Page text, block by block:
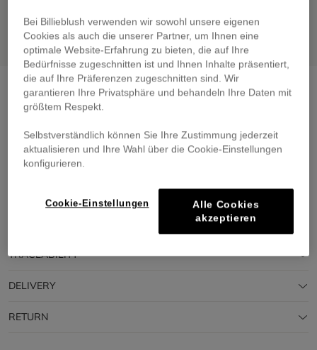
Backpackwhite
Pay in 4 interest-free instalments
🔒 Secure payment & easy returns
TRACEABILITY
DELIVERY
RETURN
Bei Billieblush verwenden wir sowohl unsere eigenen
Cookies als auch die unserer Partner, um Ihnen eine
optimale Website-Erfahrung zu bieten, die auf Ihre
Bedürfnisse zugeschnitten ist und Ihnen Inhalte präsentiert,
die auf Ihre Präferenzen zugeschnitten sind. Wir
garantieren Ihre Privatsphäre und behandeln Ihre Daten mit
größtem Respekt.
Selbstverständlich können Sie Ihre Zustimmung jederzeit
aktualisieren und Ihre Wahl über die Cookie-Einstellungen
konfigurieren.
Cookie-Einstellungen
Alle Cookies
akzeptieren